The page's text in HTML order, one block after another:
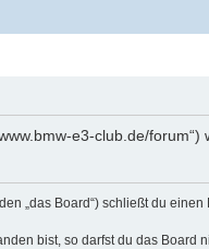
e3-club.de/
„das Board“) schließt du
bist, so darfst du das